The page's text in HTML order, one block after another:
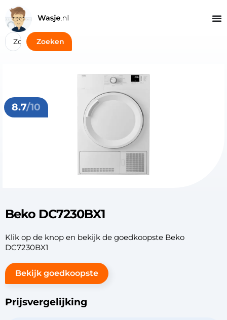
Zoeken
8.7/10
Beko DC7230BX1
Klik op de knop en bekijk de goedkoopste Beko
DC7230BX1
Bekijk goedkoopste
Prijsvergelijking